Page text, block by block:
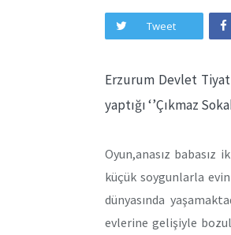
Tweet
Erzurum Devlet
yaptığı ‘’Çıkmaz
Oyun,anasız
küçük soygunlarla
dünyasında
evlerine gelişiyle